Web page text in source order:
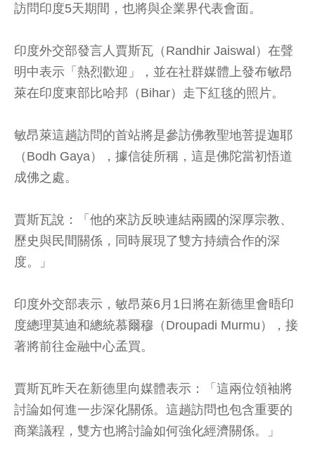
訪問印度5天期間，也將與企業界代表會面。
印度外交部發言人賈斯瓦（Randhir Jaiswal）在聲
明中表示「熱烈歡迎」，並在社群媒體上發布敏昂
萊在印度東部比哈邦（Bihar）走下紅毯的照片。
敏昂萊這趟訪問的首站將是參訪佛教聖地菩提迦耶
（Bodh Gaya），據信徒所稱，這是佛陀當初悟道
成佛之處。
賈斯瓦說：「他的來訪反映連結兩國的深厚宗教、
歷史與民間關係，同時展現了雙方持續合作的深
度。」
印度外交部表示，敏昂萊6月1日將在新德里會晤印
度總理莫迪和總統慕爾穆（Droupadi Murmu），接
著將前往金融中心孟買。
賈斯瓦昨天在新德里向媒體表示：「這兩位領袖將
討論如何進一步深化關係。這趟訪問也包含重要的
商業議程，雙方也將討論如何強化經濟關係。」